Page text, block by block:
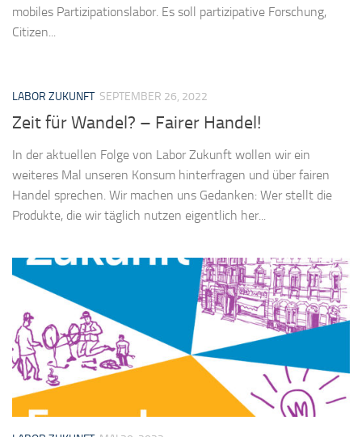
mobiles Partizipationslabor. Es soll partizipative Forschung,
Citizen...
LABOR ZUKUNFT SEPTEMBER 26, 2022
Zeit für Wandel? – Fairer Handel!
In der aktuellen Folge von Labor Zukunft wollen wir ein
weiteres Mal unseren Konsum hinterfragen und über fairen
Handel sprechen. Wir machen uns Gedanken: Wer stellt die
Produkte, die wir täglich nutzen eigentlich her...